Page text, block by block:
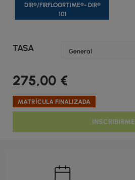
DIR®/FIRFLOORTIME®- DIR®
101
TASA
275,00 €
MATRÍCULA FINALIZADA
INSCRIBIRME